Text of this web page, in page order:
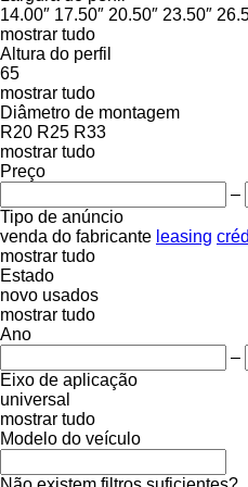
14.00″ 17.50″ 20.50″ 23.50″
mostrar tudo
Altura do perfil
65
mostrar tudo
Diâmetro de montagem
R20 R25 R33
mostrar tudo
Preço
–
Tipo de anúncio
venda do fabricante leasing
mostrar tudo
Estado
novo usados
mostrar tudo
Ano
–
Eixo de aplicação
universal
mostrar tudo
Modelo do veículo